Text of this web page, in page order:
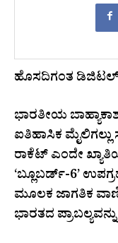
ಹೊಸದಿಗಂತ ಡಿಜಿಟಲ್
ಭಾರತೀಯ
ಐತಿಹಾಸಿಕ ಮೈಲಿಗಲ್ಲು
ರಾಕೆಟ್ ಎಂದೇ
‘ಬ್ಲೂಬರ್ಡ್‌-6’
ಮೂಲಕ ಜಾಗತಿಕ
ಭಾರತದ